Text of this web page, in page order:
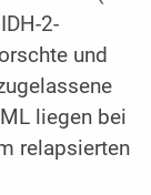
2-
und
liegen bei
relapsierten